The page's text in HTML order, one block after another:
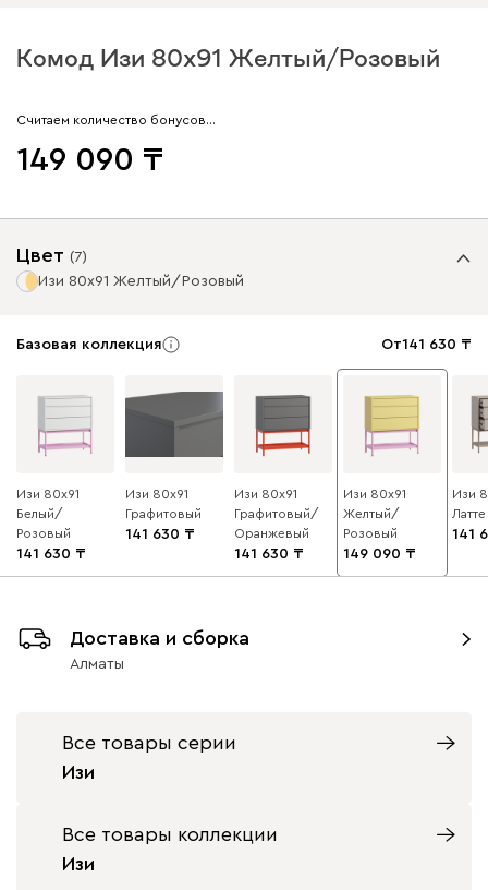
Комод Изи 80x91 Желтый/Розовый
Считаем количество бонусов…
149 090
Цвет (7)
Изи 80x91 Желтый/Розовый
Базовая коллекция От141 630
Изи 80x91
Белый/
Розовый
141 630
Изи 80x91
Графитовый
141 630
Изи 80x91
Графитовый/
Оранжевый
141 630
Изи 80x91
Желтый/
Розовый
149 090
Изи
Латте
141
Доставка и сборка
Алматы
Все товары серии
Изи
Все товары коллекции
Изи